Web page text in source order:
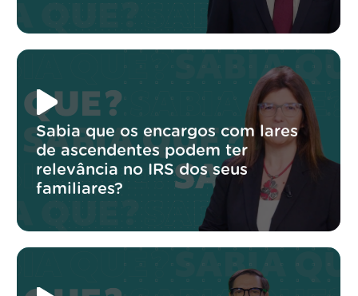
Sabia que os encargos com lares
de ascendentes podem ter
relevância no IRS dos seus
familiares?